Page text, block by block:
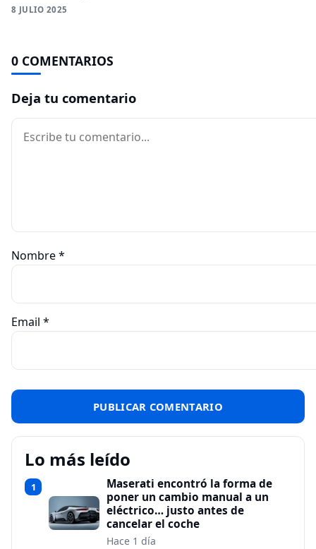
8 JULIO 2025
0 COMENTARIOS
Deja tu comentario
Comentario
Nombre*
Email *
Lo más leído
1
Maserati encontró la forma de
poner un cambio manual a un
eléctrico… justo antes de
cancelar el coche
Hace 1 día